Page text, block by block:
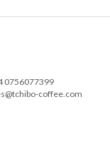
0756077399
coffee.com